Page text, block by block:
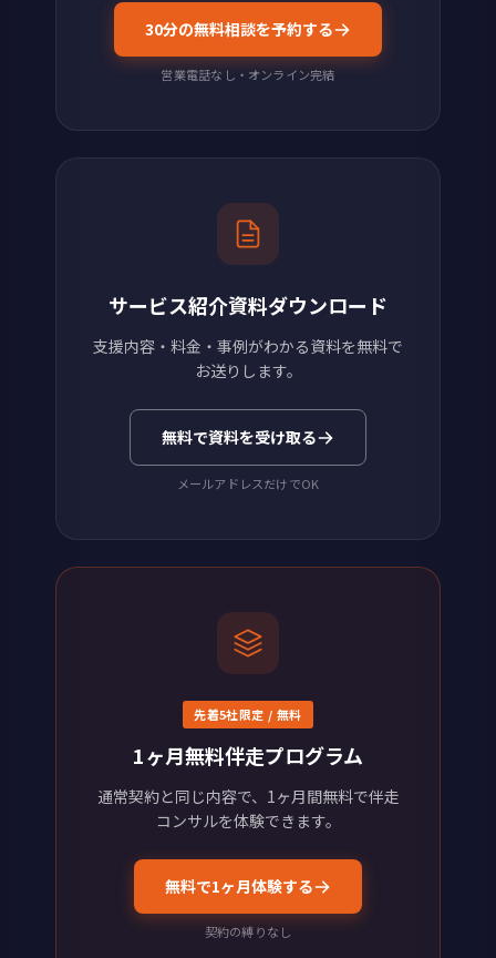
30分の無料相談を予約する
営業電話なし・オンライン完結
サービス紹介資料ダウンロード
支援内容・料金・事例がわかる資料を無料で
お送りします。
無料で資料を受け取る
メールアドレスだけでOK
先着5社限定 / 無料
1ヶ月無料伴走プログラム
通常契約と同じ内容で、1ヶ月間無料で伴走
コンサルを体験できます。
無料で1ヶ月体験する
契約の縛りなし